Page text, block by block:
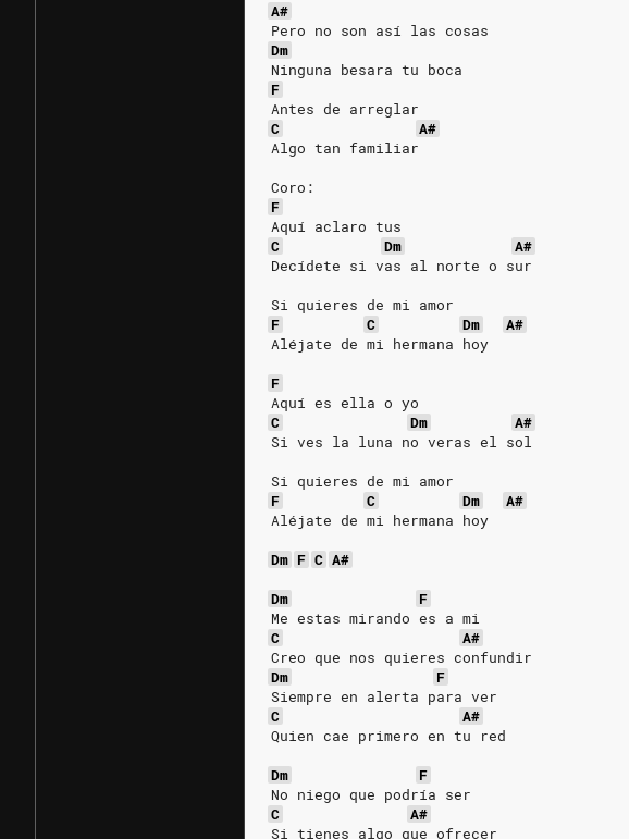
A#
Pero no son así las cosas
Dm
Ninguna besara tu boca
F
Antes de arreglar
C
A#
Algo tan familiar
Coro:
F
Aquí aclaro tus
C
Dm
A#
Decídete si vas al norte o sur
Si quieres de mi amor
F
C Dm
A#
Aléjate de mi hermana hoy
F
Aquí es ella o yo
C
Dm
A#
Si ves la luna no veras el sol
Si quieres de mi amor
F
C Dm
A#
Aléjate de mi hermana hoy
Dm F C A#
Dm
F
Me estas mirando es a mi
C
A#
Creo que nos quieres confundir
Dm
F
Siempre en alerta para ver
C
A#
Quien cae primero en tu red
Dm
F
No niego que podría ser
C
A#
Si tienes algo que ofrecer